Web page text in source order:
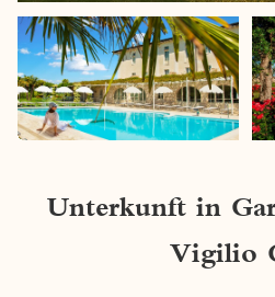
Unterkunft in
Vigilio